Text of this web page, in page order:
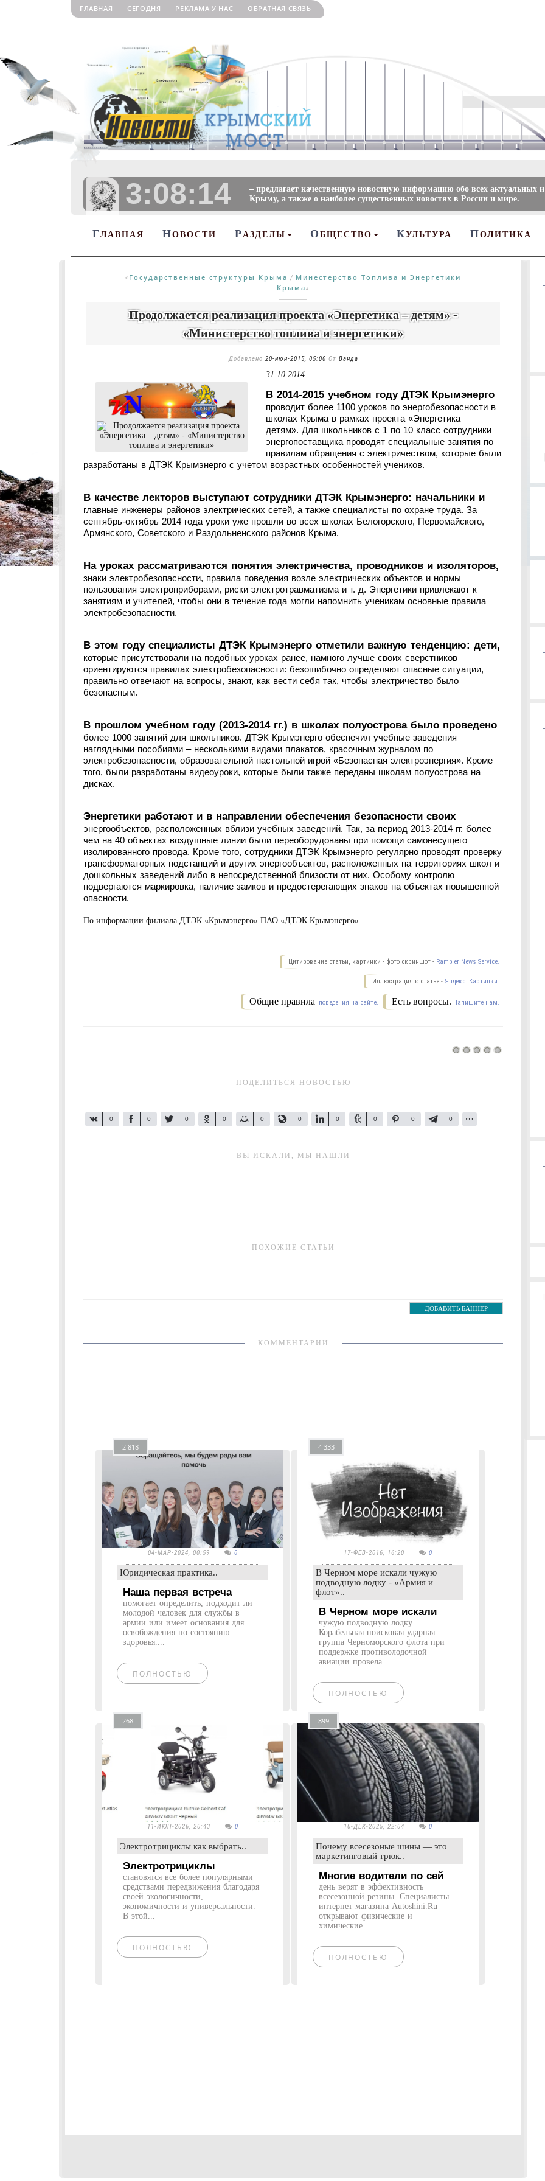
ГЛАВНАЯ СЕГОДНЯ РЕКЛАМА У НАС ОБРАТНАЯ СВЯЗЬ
3:08:15
– предлагает качественную новостную информацию обо всех актуальных
Крыму, а также о наиболее существенных новостях в России и мире.
ГЛАВНАЯ НОВОСТИ Р АЗДЕЛЫ О БЩЕСТВО КУЛЬТУРА ПОЛИТИКА
« Государственные структуры Крыма / Минестерство Топлива и Энергетики
Крыма»
Продолжается реализация проекта «Энергетика – детям» -
«Министерство топлива и энергетики»
Добавлено 20-июн-2015, 05:00 От Ванда
31.10.2014
В 2014-2015 учебном году ДТЭК Крымэнерго
проводит более 1100 уроков по энергобезопасности в
школах Крыма в рамках проекта «Энергетика –
детям». Для школьников с 1 по 10 класс сотрудники
энергопоставщика проводят специальные занятия по
правилам обращения с электричеством, которые были
разработаны в ДТЭК Крымэнерго с учетом возрастных особенностей учеников.
В качестве лекторов выступают сотрудники ДТЭК Крымэнерго: начальники и
главные инженеры районов электрических сетей, а также специалисты­­ по охране труда. За
сентябрь-октябрь 2014 года уроки уже прошли во всех школах Белогорского, Первомайского,
Армянского, Советского и Раздольненского районов Крыма.
На уроках рассматриваются понятия электричества, проводников и изоляторов,
знаки электробезопасности, правила поведения возле электрических объектов и нормы
пользования электроприборами, риски электротравматизма и т. д. Энергетики привлекают к
занятиям и учителей, чтобы они в течение года могли напомнить ученикам основные правила
электробезопасности.
В этом году специалисты ДТЭК Крымэнерго отметили важную тенденцию: дети,
которые присутствовали на подобных уроках ранее, намного лучше своих сверстников
ориентируются правилах электробезопасности: безошибочно определяют опасные ситуации,
правильно отвечают на вопросы, знают, как вести себя так, чтобы электричество было
безопасным.
В прошлом учебном году (2013-2014 гг.) в школах полуострова было проведено
более 1000 занятий для школьников. ДТЭК Крымэнерго обеспечил учебные заведения
наглядными пособиями – несколькими видами плакатов, красочным журналом по
электробезопасности, образовательной настольной игрой «Безопасная электроэнергия». Кроме
того, были разработаны видеоуроки, которые были также переданы школам полуострова на
дисках.
Энергетики работают и в направлении обеспечения безопасности своих
энергообъектов, расположенных вблизи учебных заведений. Так, за период 2013-2014 гг. более
чем на 40 объектах воздушные линии были переоборудованы при помощи самонесущего
изолированного провода. Кроме того, сотрудники ДТЭК Крымэнерго регулярно проводят проверку
трансформаторных подстанций и других энергообъектов, расположенных на территориях школ и
дошкольных заведений либо в непосредственной близости от них. Особому контролю
подвергаются маркировка, наличие замков и предостерегающих знаков на объектах повышенной
опасности.
По информации филиала ДТЭК «Крымэнерго» ПАО «ДТЭК Крымэнерго»
Цитирование статьи, картинки - фото скриншот - Rambler News Service.
Иллюстрация к статье - Яндекс. Картинки.
Есть вопросы. Напишите нам.
Общие правила поведения на сайте.
ПОДЕЛИТЬСЯ НОВОСТЬЮ
0 0 0 0 0 0 0 0 0 0
ВЫ ИСКАЛИ, МЫ НАШЛИ
ПОХОЖИЕ СТАТЬИ
ДОБАВИТЬ БАННЕР
КОММЕНТАРИИ
2 818
04-МАР-2024, 00:59 0
Юридическая практика..
Наша первая встреча
помогает определить, подходит ли
молодой человек для службы в
армии или имеет основания для
освобождения по состоянию
здоровья....
ПОЛНОСТЬЮ
4 333
17-ФЕВ-2016, 16:20 0
В Черном море искали чужую
подводную лодку - «Армия и
флот»..
В Черном море искали
чужую подводную лодку
Корабельная поисковая ударная
группа Черноморского флота при
поддержке противолодочной
авиации провела...
ПОЛНОСТЬЮ
268
11-ИЮН-2026, 20:43 0
Электротрициклы как выбрать..
Электротрициклы
становятся все более популярными
средствами передвижения благодаря
своей экологичности,
экономичности и универсальности.
В этой...
ПОЛНОСТЬЮ
899
10-ДЕК-2025, 22:04 0
Почему всесезоные шины — это
маркетинговый трюк..
Многие водители по сей
день верят в эффективность
всесезонной резины. Специалисты
интернет магазина Autoshini.Ru
открывают физические и
химические...
ПОЛНОСТЬЮ